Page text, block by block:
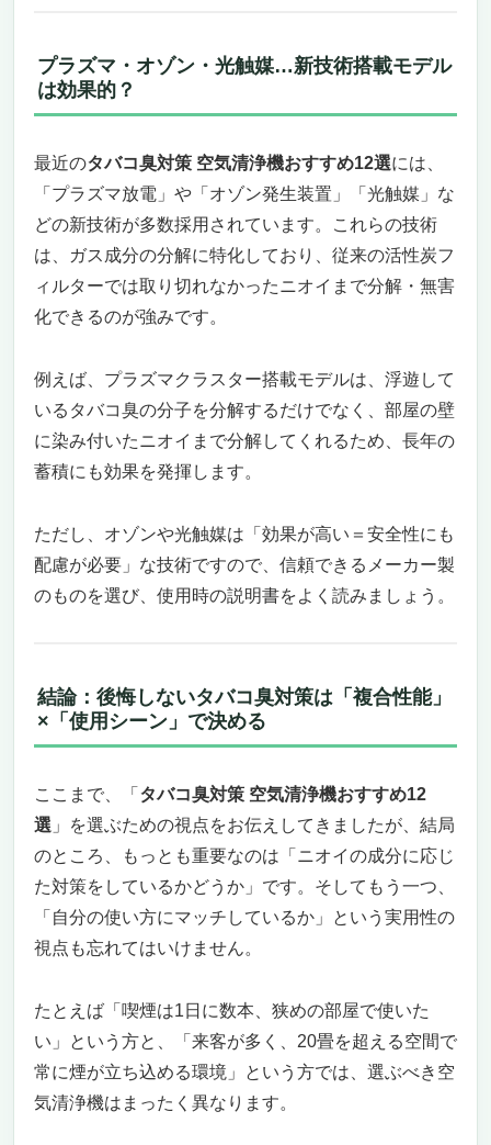
タバコ臭・花粉・ペット臭をまとめて撃退！
「アイリスオーヤマ 空気清浄機 PMAC-100」
14畳の部屋にちょうどいい、タバコ臭対策の
静かで省エネ、睡眠中も邪魔しない「おやす
みモード」
メンテナンスも簡単！忙しい人でも手間なし
キレイ
こんな人におすすめ／おすすめできない人
圧倒的なタバコ臭除去力で53畳を一気に清浄！
「シャープ 空気清浄機 FP-S120-T」
化する、頼れる1台
タバコ臭＋汗臭まで吸着！ダブル脱臭フィル
ターの効果に驚く
AIとつながる空気清浄機。COCORO AIRが
このモデルがぴったりな人、そうでない人
空気清浄機 MCK505A-W｜“空気が変わる”実感
を自宅で
セット！
“浮遊”も“こびりつき”も逃がさない！ストリ
ーマとプラズマイオンのW浄化力
ターが頼もしすぎる
スリムでも大風量、静音設計。生活の邪魔に
ならない“ちょうどいい”サイズ感
タバコ臭、花粉、ペット臭…どれか一つでも
気になるなら“買い”の一台
使える「シャープ プラズマクラスター 加湿空
タバコ臭がスッと消える、静かな実力派空気
清浄機
加湿×空気清浄で冬も梅雨も大活躍
一人暮らしのリビングにも、寝室にもちょう
プラズマ・オゾン・光触媒…新技術搭載モデル
は効果的？
最近のタバコ臭対策 空気清浄機おすすめ12選には、
「プラズマ放電」や「オゾン発生装置」「光触媒」な
どの新技術が多数採用されています。これらの技術
は、ガス成分の分解に特化しており、従来の活性炭フ
ィルターでは取り切れなかったニオイまで分解・無害
化できるのが強みです。
例えば、プラズマクラスター搭載モデルは、浮遊して
いるタバコ臭の分子を分解するだけでなく、部屋の壁
に染み付いたニオイまで分解してくれるため、長年の
蓄積にも効果を発揮します。
ただし、オゾンや光触媒は「効果が高い＝安全性にも
配慮が必要」な技術ですので、信頼できるメーカー製
のものを選び、使用時の説明書をよく読みましょう。
結論：後悔しないタバコ臭対策は「複合性能」
×「使用シーン」で決める
ここまで、「 タバコ臭対策 空気清浄機おすすめ12
選 」を選ぶための視点をお伝えしてきましたが、結局
のところ、もっとも重要なのは「ニオイの成分に応じ
た対策をしているかどうか」です。そしてもう一つ、
「自分の使い方にマッチしているか」という実用性の
視点も忘れてはいけません。
たとえば「喫煙は1日に数本、狭めの部屋で使いた
い」という方と、「来客が多く、20畳を超える空間で
常に煙が立ち込める環境」という方では、選ぶべき空
気清浄機はまったく異なります。